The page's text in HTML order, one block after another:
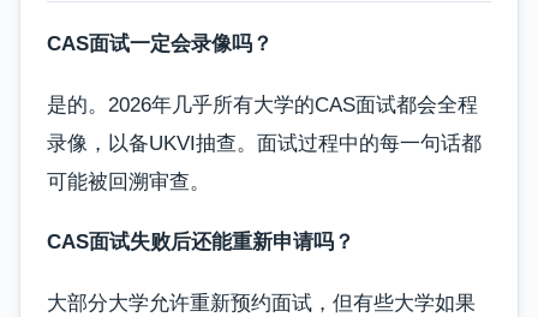
CAS面试一定会录像吗？
是的。2026年几乎所有大学的CAS面试都会全程
录像，以备UKVI抽查。面试过程中的每一句话都
可能被回溯审查。
CAS面试失败后还能重新申请吗？
大部分大学允许重新预约面试，但有些大学如果